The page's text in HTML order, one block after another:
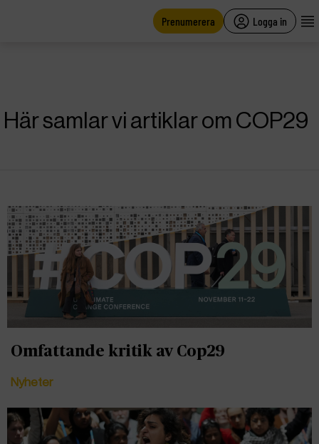
Prenumerera Logga in
Här samlar vi artiklar om COP29
Omfattande kritik av Cop29
Nyheter